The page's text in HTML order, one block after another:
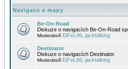
Navigace a mapy
Be-On-Road
Diskuze o navigacích Be-On-Road
Moderátoři EiFeL96 jacktalking
Destinator
Diskuze o navigacích Destinator.
Moderátoři EiFeL96 jacktalking